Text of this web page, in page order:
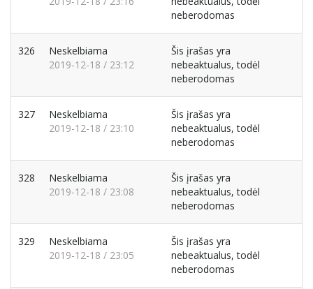
neberodomas
326
Neskelbiama
2019-12-18 / 23:12
Šis įrašas yra
nebeaktualus, todėl
neberodomas
327
Neskelbiama
2019-12-18 / 23:10
Šis įrašas yra
nebeaktualus, todėl
neberodomas
328
Neskelbiama
2019-12-18 / 23:08
Šis įrašas yra
nebeaktualus, todėl
neberodomas
329
Neskelbiama
2019-12-18 / 23:05
Šis įrašas yra
nebeaktualus, todėl
neberodomas